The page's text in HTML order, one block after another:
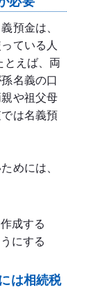
預金は、
ている人
とえば、両
名義の口
や祖父母
は名義預
めには、
成する
にする
は相続税